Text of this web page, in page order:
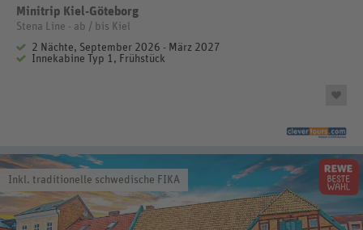
Minitrip Kiel-Göteborg
Stena Line - ab / bis Kiel
2 Nächte, September 2026 - März 2027
Innekabine Typ 1, Frühstück
Inkl. traditionelle schwedische FIKA